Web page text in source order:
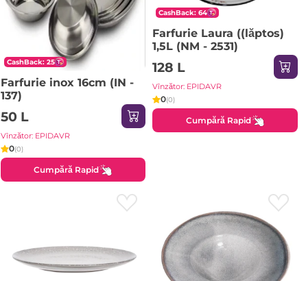
CashBack: 25
Farfurie inox 16cm (IN -
137)
50 L
Vînzător: EPIDAVR
0(0)
Cumpără Rapid
CashBack: 64
Farfurie Laura ((lăptos)
1,5L (NM - 2531)
128 L
Vînzător: EPIDAVR
0(0)
Cumpără Rapid